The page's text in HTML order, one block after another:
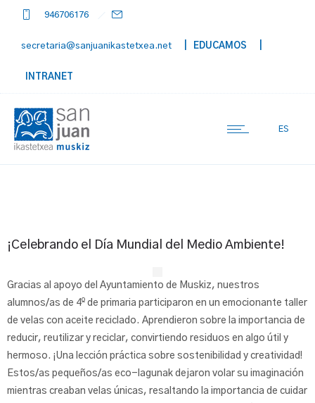
946706176
secretaria@sanjuanikastetxea.net | EDUCAMOS
INTRANET
ES
¡Celebrando el Día Mundial del Medio Ambiente!
Gracias al apoyo del Ayuntamiento de Muskiz, nuestros
alumnos/as de 4º de primaria participaron en un emocionante taller
de velas con aceite reciclado. Aprendieron sobre la importancia de
reducir, reutilizar y reciclar, convirtiendo residuos en algo útil y
hermoso. ¡Una lección práctica sobre sostenibilidad y creatividad!
Estos/as pequeños/as eco-lagunak dejaron volar su imaginación
mientras creaban velas únicas, resaltando la importancia de cuidar